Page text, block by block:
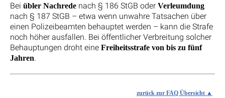
Bei übler Nachrede nach § 186 StGB oder Verleumdung
nach § 187 StGB – etwa wenn unwahre Tatsachen über
einen Polizeibeamten behauptet werden – kann die Strafe
noch höher ausfallen. Bei öffentlicher Verbreitung solcher
Behauptungen droht eine Freiheitsstrafe von bis zu fünf
Jahren.
zurück zur FAQ Übersicht